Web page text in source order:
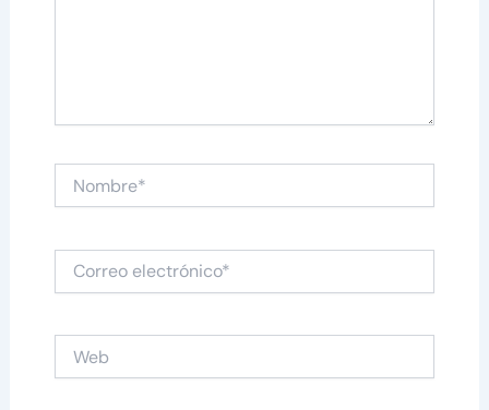
Correo
electrónico*